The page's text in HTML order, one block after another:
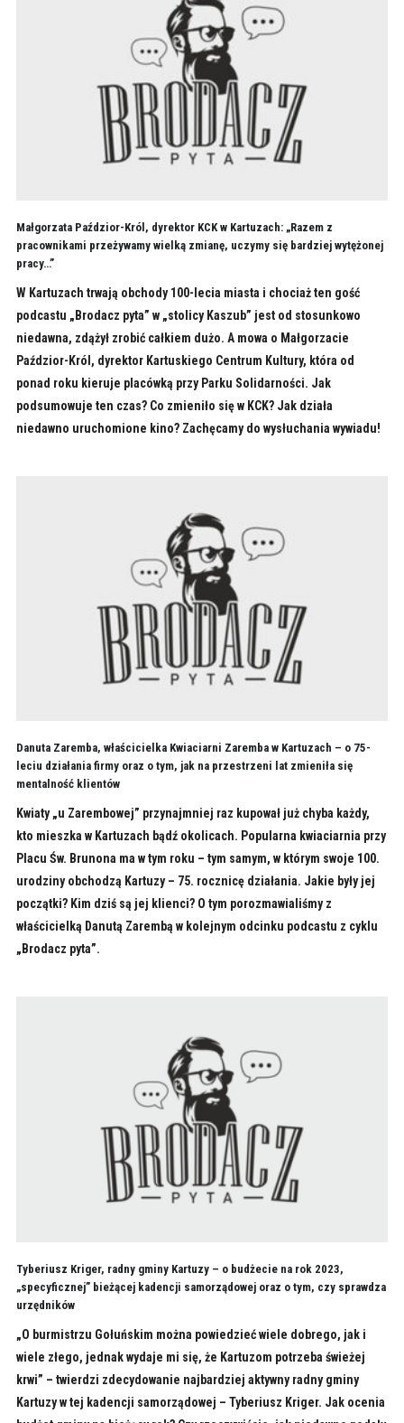
Małgorzata Paździor-Król, dyrektor KCK w Kartuzach: „Razem z
pracownikami przeżywamy wielką zmianę, uczymy się bardziej wytężonej
pracy…”
W Kartuzach trwają obchody 100-lecia miasta i chociaż ten gość
podcastu „Brodacz pyta” w „stolicy Kaszub” jest od stosunkowo
niedawna, zdążył zrobić całkiem dużo. A mowa o Małgorzacie
Paździor-Król, dyrektor Kartuskiego Centrum Kultury, która od
ponad roku kieruje placówką przy Parku Solidarności. Jak
podsumowuje ten czas? Co zmieniło się w KCK? Jak działa
niedawno uruchomione kino? Zachęcamy do wysłuchania wywiadu!
Danuta Zaremba, właścicielka Kwiaciarni Zaremba w Kartuzach – o 75-
leciu działania firmy oraz o tym, jak na przestrzeni lat zmieniła się
mentalność klientów
Kwiaty „u Zarembowej” przynajmniej raz kupował już chyba każdy,
kto mieszka w Kartuzach bądź okolicach. Popularna kwiaciarnia przy
Placu Św. Brunona ma w tym roku – tym samym, w którym swoje 100.
urodziny obchodzą Kartuzy – 75. rocznicę działania. Jakie były jej
początki? Kim dziś są jej klienci? O tym porozmawialiśmy z
właścicielką Danutą Zarembą w kolejnym odcinku podcastu z cyklu
„Brodacz pyta”.
Tyberiusz Kriger, radny gminy Kartuzy – o budżecie na rok 2023,
„specyficznej” bieżącej kadencji samorządowej oraz o tym, czy sprawdza
urzędników
„O burmistrzu Gołuńskim można powiedzieć wiele dobrego, jak i
wiele złego, jednak wydaje mi się, że Kartuzom potrzeba świeżej
krwi” – twierdzi zdecydowanie najbardziej aktywny radny gminy
Kartuzy w tej kadencji samorządowej – Tyberiusz Kriger. Jak ocenia